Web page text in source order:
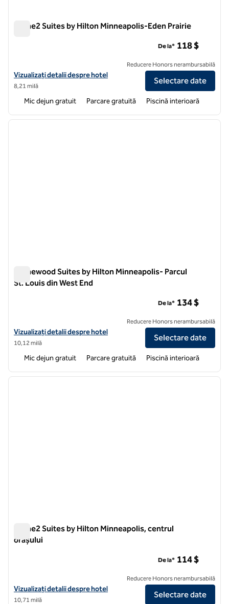
Home2 Suites by Hilton Minneapolis-Eden Prairie
Vizualizați detaliile hotelului pentru Home2 Suites by Hilton
Vizualizați detalii despre hotel
8,21 milă
De la* 118 $
Reducere Honors nerambursabilă
Selectare date
Mic dejun gratuit Parcare gratuită Piscină interioară
1 din 12
Homewood Suites by Hilton Minneapolis- Parcul
St. Louis din West End
Vizualizați detaliile hotelului pentru Homewood Suites by Hilton
Vizualizați detalii despre hotel
10,12 milă
De la* 134 $
Reducere Honors nerambursabilă
Selectare date
Mic dejun gratuit Parcare gratuită Piscină interioară
1 din 12
Home2 Suites by Hilton Minneapolis, centrul
orașului
Vizualizați detaliile hotelului pentru Home2 Suites by Hilton
Vizualizați detalii despre hotel
10,71 milă
De la* 114 $
Reducere Honors nerambursabilă
Selectare date